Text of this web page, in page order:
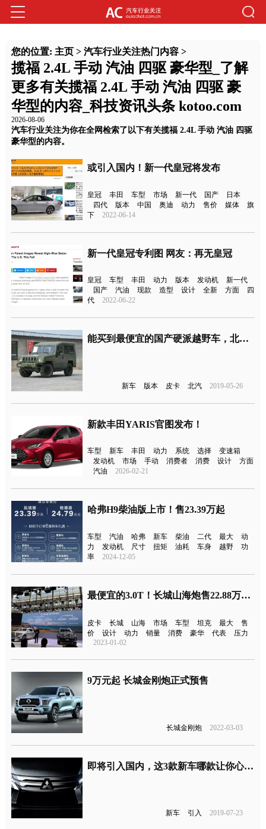
您的位置: 主页> 汽车行业关注热门内容>
揽福 2.4L 手动 汽油 四驱 豪华型_了解
更多有关揽福 2.4L 手动 汽油 四驱 豪
华型的内容_科技资讯头条 kotoo.com
2026-08-06
汽车行业关注为你在全网检索了以下有关揽福 2.4L 手动 汽油 四驱
豪华型的内容。
或引入国内！新一代皇冠将发布
皇冠 丰田 车型 市场 新一代 国产
日本
四代
版本 中国 奥迪 动力 售价 媒体
旗
下
2022-06-14
新一代皇冠专利图 网友：再无皇冠
皇冠 车型 丰田 动力 版本 发动机
新一代
国产
汽油 现款 造型 设计 全新 方面
四
代
2022-06-22
能买到最便宜的国产硬派越野车，北汽制造勇士新车型上市
新车 版本 皮卡 北汽 2019-05-26
新款丰田YARIS官图发布！
车型 新车 丰田 动力 系统 选择
变速箱
发动机
市场 手动 消费者 消费 设计
方面
汽油
2026-02-21
哈弗H9柴油版上市！售23.39万起
车型 汽油 哈弗 新车 柴油 二代 最大
动
力
发动机 尺寸 扭矩 油耗 车身 越野
功
率
2024-12-05
最便宜的3.0T！长城山海炮售22.88万元起
皮卡 长城 山海 市场 车型 坦克 最大
售
价
设计 动力 销量 消费 豪华 代表
压力
2023-01-02
9万元起 长城金刚炮正式预售
长城金刚炮 2022-03-03
即将引入国内，这3款新车哪款让你心动？
新车 引入 2019-07-23